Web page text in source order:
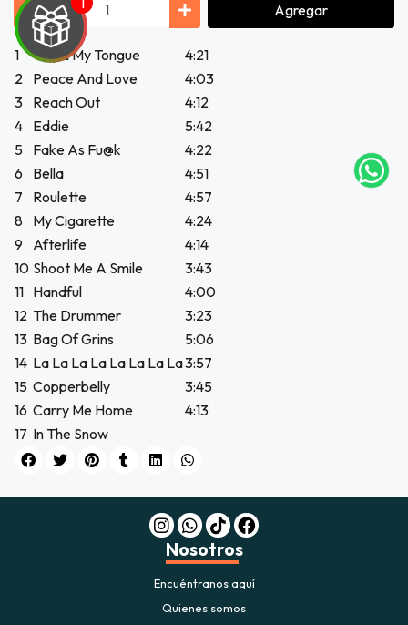
correo
web
JUGAR
Agregar
1 Tippa My Tongue
4:21
2 Peace And Love
4:03
3 Reach Out
4:12
4 Eddie
5:42
5 Fake As Fu@k
4:22
6
Bella
4:51
7
Roulette
4:57
8 My Cigarette
4:24
9
Afterlife
4:14
10 Shoot Me A Smile
3:43
11 Handful
4:00
12 The Drummer
3:23
13 Bag Of Grins
5:06
14 La La La La La La La La3:57
15 Copperbelly
3:45
16 Carry Me Home
4:13
17 In The Snow
Nosotros
Encuéntranos aquí
Quienes somos